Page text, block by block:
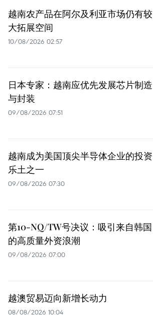
越南农产品在阿尔及利亚市场仍有较
大拓展空间
10/08/2026 02:57
日本专家：越南应优先发展芯片制造
与封装
09/08/2026 07:51
越南成为美国顶尖半导体企业的投资
乐土之一
09/08/2026 07:30
第10-NQ/TW号决议：吸引来自韩国
的高质量外资浪潮
09/08/2026 07:00
越澳贸易迈向新增长动力
08/08/2026 10:04